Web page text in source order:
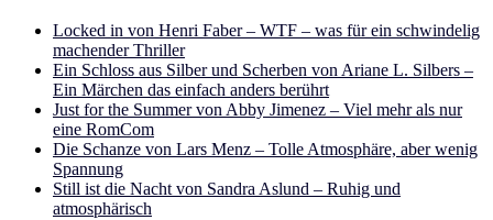
Locked in von Henri Faber – WTF – was für ein schwindelig
machender Thriller
Ein Schloss aus Silber und Scherben von Ariane L. Silbers –
Ein Märchen das einfach anders berührt
Just for the Summer von Abby Jimenez – Viel mehr als nur
eine RomCom
Die Schanze von Lars Menz – Tolle Atmosphäre, aber wenig
Spannung
Still ist die Nacht von Sandra Aslund – Ruhig und
atmosphärisch